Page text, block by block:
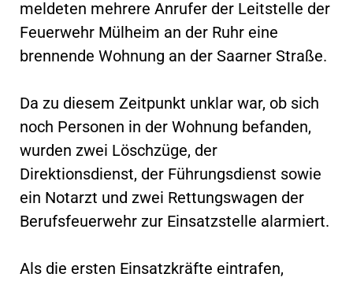
meldeten mehrere Anrufer der Leitstelle der
Feuerwehr Mülheim an der Ruhr eine
brennende Wohnung an der Saarner Straße.
Da zu diesem Zeitpunkt unklar war, ob sich
noch Personen in der Wohnung befanden,
wurden zwei Löschzüge, der
Direktionsdienst, der Führungsdienst sowie
ein Notarzt und zwei Rettungswagen der
Berufsfeuerwehr zur Einsatzstelle alarmiert.
Als die ersten Einsatzkräfte eintrafen,